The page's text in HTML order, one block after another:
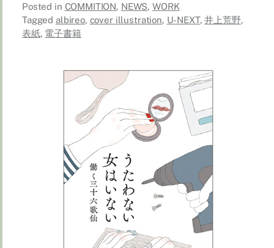
Posted in COMMITION, NEWS, WORK
Tagged albireo, cover illustration, U-NEXT,井上荒野,
表紙, 電子書籍